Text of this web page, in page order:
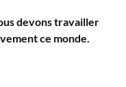
devons travailler
ce monde.